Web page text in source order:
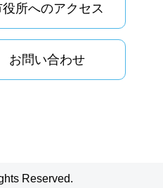
役所へのアクセス
お問い合わせ
Reserved.